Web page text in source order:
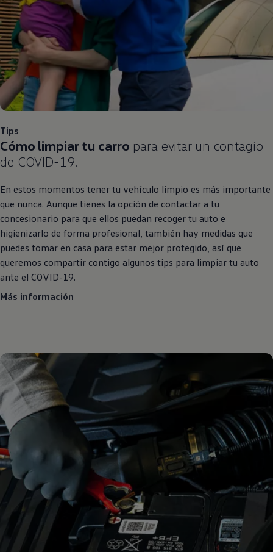
Tips
Cómo limpiar tu carro para evitar un contagio
de COVID-19.
En estos momentos tener tu vehículo limpio es más importante
que nunca. Aunque tienes la opción de contactar a tu
concesionario para que ellos puedan recoger tu auto e
higienizarlo de forma profesional, también hay medidas que
puedes tomar en casa para estar mejor protegido, así que
queremos compartir contigo algunos tips para limpiar tu auto
ante el COVID-19.
Más información